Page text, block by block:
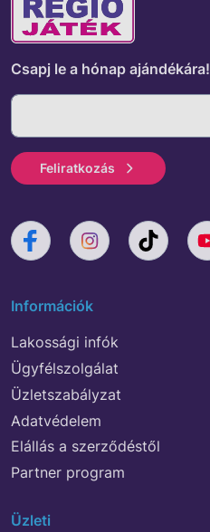
Csapj le a hónap ajándékára!
Feliratkozás
Információk
Lakossági infók
Ügyfélszolgálat
Üzletszabályzat
Adatvédelem
Elállás a szerződéstől
Partner program
Üzleti